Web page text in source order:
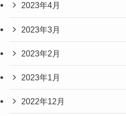
2023年4月
2023年3月
2023年2月
2023年1月
2022年12月